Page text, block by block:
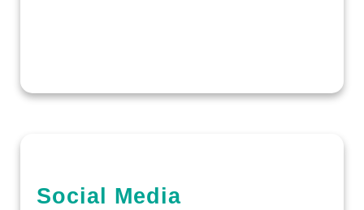
Social Media